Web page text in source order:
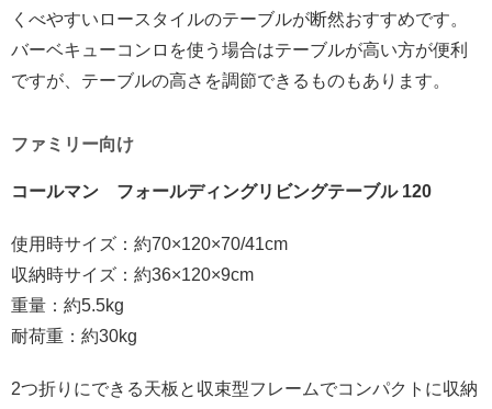
くべやすいロースタイルのテーブルが断然おすすめです。
バーベキューコンロを使う場合はテーブルが高い方が便利
ですが、テーブルの高さを調節できるものもあります。
ファミリー向け
コールマン フォールディングリビングテーブル 120
使用時サイズ：約70×120×70/41cm
収納時サイズ：約36×120×9cm
重量：約5.5kg
耐荷重：約30kg
2つ折りにできる天板と収束型フレームでコンパクトに収納